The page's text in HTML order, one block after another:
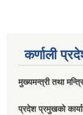
कर्णाली
मुख्यमन्त्री तथा
प्रदेश प्रमुखको